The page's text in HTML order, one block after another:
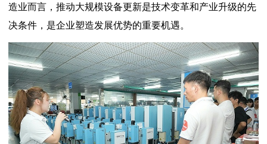
造业而言，推动大规模设备更新是技术变革和产业升级的先
决条件，是企业塑造发展优势的重要机遇。